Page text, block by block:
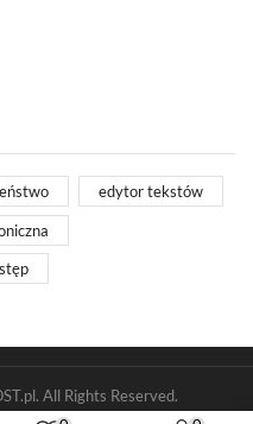
edytor tekstów
All Rights Reserved.